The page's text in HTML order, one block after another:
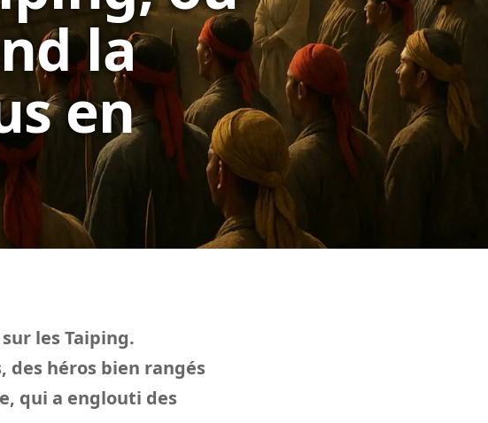
la
en
les Taiping.
des héros bien rangés
qui a englouti des